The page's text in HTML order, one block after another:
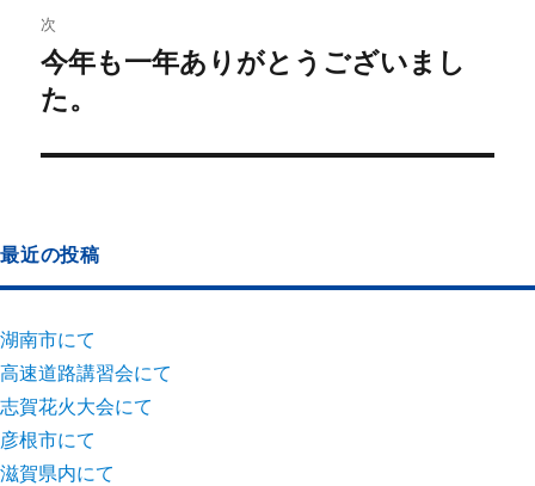
次
今年も一年ありがとうございまし
た。
最近の投稿
湖南市にて
高速道路講習会にて
志賀花火大会にて
彦根市にて
滋賀県内にて